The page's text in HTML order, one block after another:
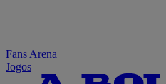
Fans Arena
Jogos